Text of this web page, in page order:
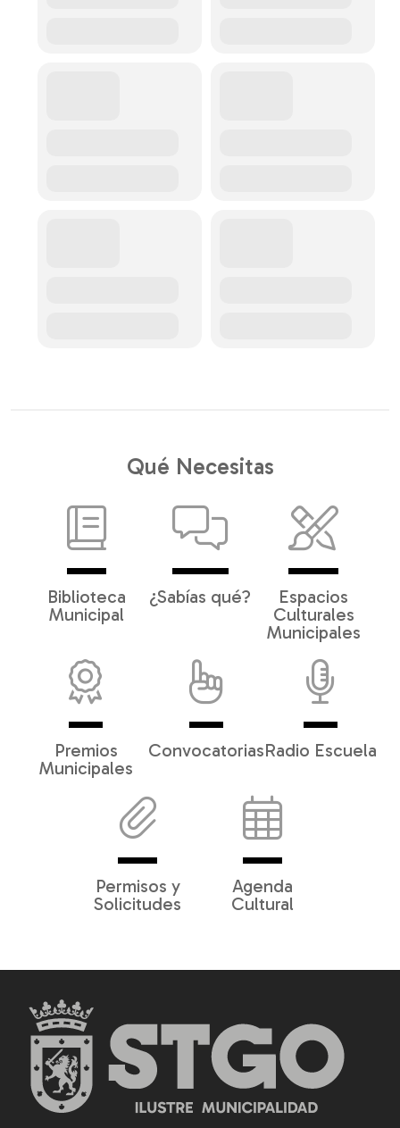
Qué Necesitas
Biblioteca
Municipal
¿Sabías qué?
Espacios
Culturales
Municipales
Premios
Municipales
ConvocatoriasRadio Escuela
Permisos y
Solicitudes
Agenda
Cultural